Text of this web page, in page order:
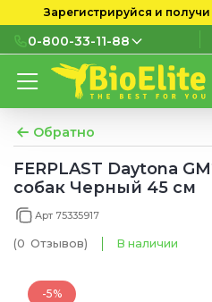
Зарегистрируйся и
0-800-33-11-88
0-800-33-11-88
мобильных номеров
(097) 133 11 88
(095) 133 11 88
Обратно
FERPLAST Daytona
собак Черный 45 см
Арт 75335917
(0 Отзывов) В наличии
-5%